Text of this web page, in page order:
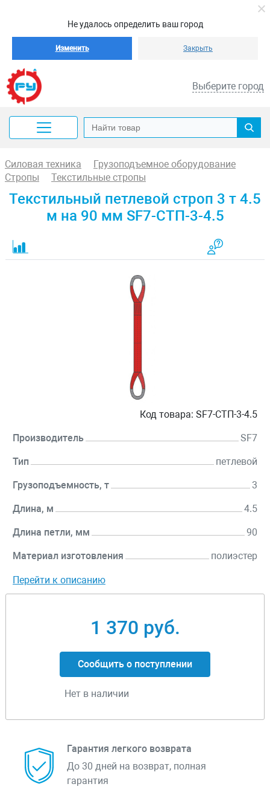
Не удалось определить ваш город
Изменить Закрыть
Выберите город
Силовая техника
Грузоподъемное оборудование
Стропы
Текстильные стропы
Текстильный петлевой строп 3 т 4.5
м на 90 мм SF7-СТП-3-4.5
Код товара: SF7-СТП-3-4.5
Производитель SF7
Тип петлевой
Грузоподъемность, т 3
Длина, м 4.5
Длина петли, мм 90
Материал изготовления полиэстер
Перейти к описанию
1 370 руб.
Сообщить о поступлении
Нет в наличии
Гарантия легкого возврата
До 30 дней на возврат, полная
гарантия